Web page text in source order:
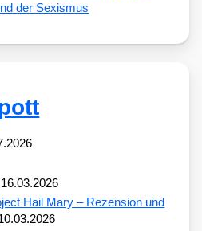
der Sexismus
16.03.2026
Hail Mary – Rezension und